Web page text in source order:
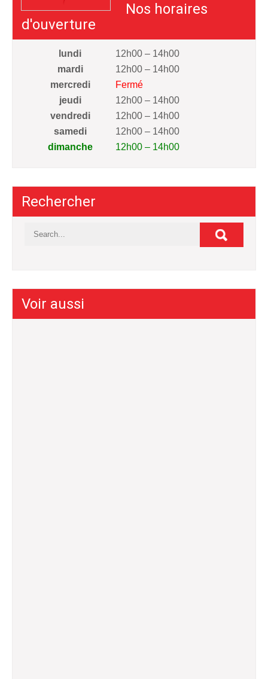
Nos horaires
d'ouverture
lundi
12h00 – 14h00
mardi
12h00 – 14h00
mercredi
Fermé
jeudi
12h00 – 14h00
vendredi
12h00 – 14h00
samedi
12h00 – 14h00
dimanche
12h00 – 14h00
Rechercher
Voir aussi